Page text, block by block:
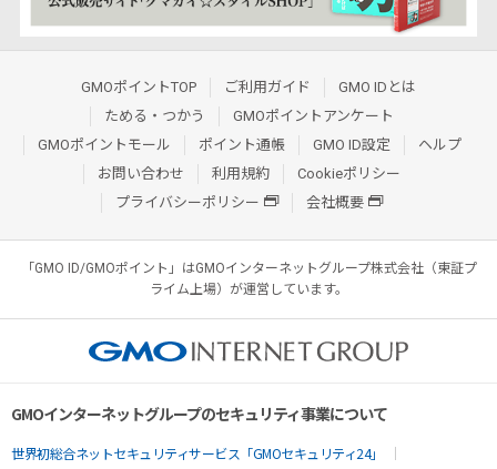
GMOポイントTOP ご利用ガイド
GMO IDとは
ためる・つかう
GMOポイントアンケート
GMOポイントモール
ポイント通帳 GMO ID設定
ヘルプ
お問い合わせ
利用規約
Cookieポリシー
プライバシーポリシー
会社概要
「GMO ID/GMOポイント」はGMOインターネットグループ株式会社（東証プ
ライム上場）が運営しています。
GMOインターネットグループのセキュリティ事業について
世界初総合ネットセキュリティサービス「GMOセキュリティ24」